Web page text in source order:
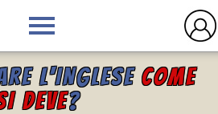
L'INGLESE COME
DEVE?